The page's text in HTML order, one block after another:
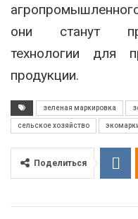
они станут
технологии для
продукции.
зеленая маркировка
сельское хозяйство
Поделиться